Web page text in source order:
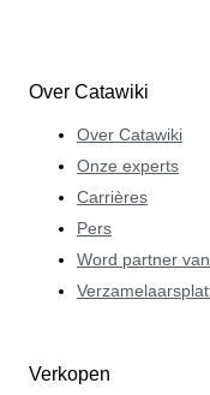
Over Catawiki
Over Catawiki
Onze experts
Carrières
Pers
Word partner
Verkopen